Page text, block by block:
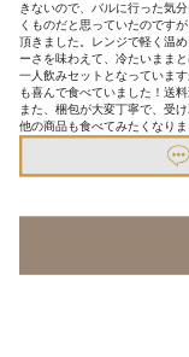
きないので、バルに行った気
くものだと思っていたのです
頂きました。レンジで軽く温
ーさを味わえて、冷たいまま
一人飲みセットとなっていま
も喜んで食べていました！送
また、梱包が大変丁寧で、受
他の商品も食べてみたくなり